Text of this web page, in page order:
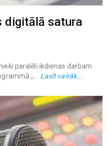
digitālā satura
paralēli ikdienas darbam
,,... Lasīt vairāk...